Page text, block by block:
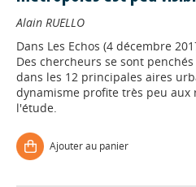
Alain RUELLO
Dans Les Echos (4 décembre
Des chercheurs se sont
dans les 12 principales aires
dynamisme profite très peu aux
l'étude.
Ajouter au panier